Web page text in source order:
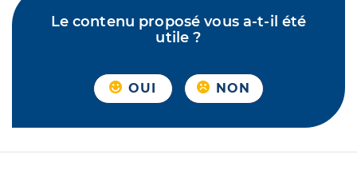
Le contenu proposé vous a-t-il été
utile ?
OUI NON